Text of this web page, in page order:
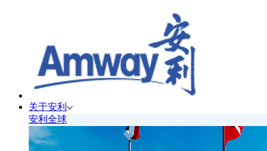
关于安利
安利全球